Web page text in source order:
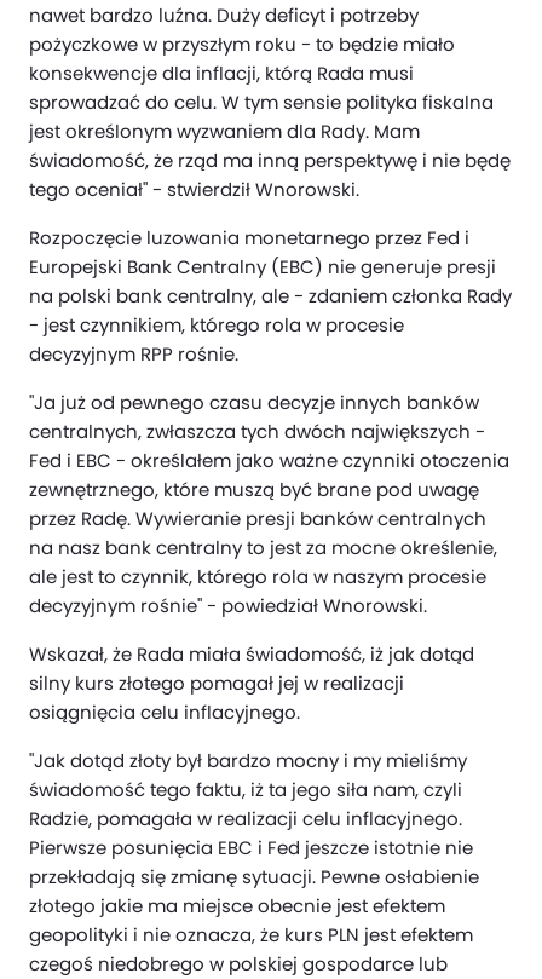
nawet bardzo luźna. Duży deficyt i potrzeby
pożyczkowe w przyszłym roku - to będzie miało
konsekwencje dla inflacji, którą Rada musi
sprowadzać do celu. W tym sensie polityka fiskalna
jest określonym wyzwaniem dla Rady. Mam
świadomość, że rząd ma inną perspektywę i nie będę
tego oceniał" - stwierdził Wnorowski.
Rozpoczęcie luzowania monetarnego przez Fed i
Europejski Bank Centralny (EBC) nie generuje presji
na polski bank centralny, ale - zdaniem członka Rady
- jest czynnikiem, którego rola w procesie
decyzyjnym RPP rośnie.
"Ja już od pewnego czasu decyzje innych banków
centralnych, zwłaszcza tych dwóch największych -
Fed i EBC - określałem jako ważne czynniki otoczenia
zewnętrznego, które muszą być brane pod uwagę
przez Radę. Wywieranie presji banków centralnych
na nasz bank centralny to jest za mocne określenie,
ale jest to czynnik, którego rola w naszym procesie
decyzyjnym rośnie" - powiedział Wnorowski.
Wskazał, że Rada miała świadomość, iż jak dotąd
silny kurs złotego pomagał jej w realizacji
osiągnięcia celu inflacyjnego.
"Jak dotąd złoty był bardzo mocny i my mieliśmy
świadomość tego faktu, iż ta jego siła nam, czyli
Radzie, pomagała w realizacji celu inflacyjnego.
Pierwsze posunięcia EBC i Fed jeszcze istotnie nie
przekładają się zmianę sytuacji. Pewne osłabienie
złotego jakie ma miejsce obecnie jest efektem
geopolityki i nie oznacza, że kurs PLN jest efektem
czegoś niedobrego w polskiej gospodarce lub